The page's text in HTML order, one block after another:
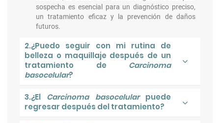
sospecha es esencial para un diagnóstico preciso,
un tratamiento eficaz y la prevención de daños
futuros.
2.¿Puedo seguir con mi rutina de
belleza o maquillaje después de un
tratamiento de Carcinoma
basocelular?
3.¿El Carcinoma basocelularpuede
regresar después del tratamiento?